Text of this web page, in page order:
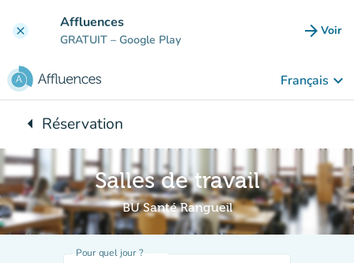
clear Affluences
GRATUIT – Google Play arrow_forward Voir
Français keyboard_arrow_down
arrow_leftRetour à :
Réservation
Salles de travail
BU Santé Rangueil
Pour quel jour ?